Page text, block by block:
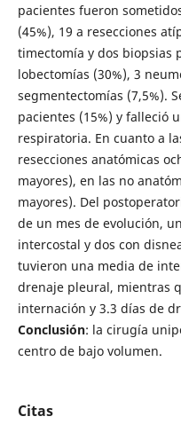
pacientes fueron
(45%), 19 a resecciones
timectomía y dos biopsias
lobectomías (30%), 3
segmentectomías (7,5%).
pacientes (15%) y falleció
respiratoria. En cuanto a
resecciones anatómicas
mayores), en las no
mayores). Del
de un mes de evolución,
intercostal y dos con
tuvieron una media de
drenaje pleural, mientras
internación y 3.3 días de
Conclusión: la cirugía
centro de bajo volumen.
Citas